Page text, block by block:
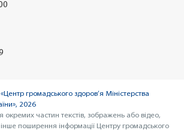
громадського здоров’я Міністерства
2026
окремих частин текстів, зображень або відео,
поширення інформації Центру громадського